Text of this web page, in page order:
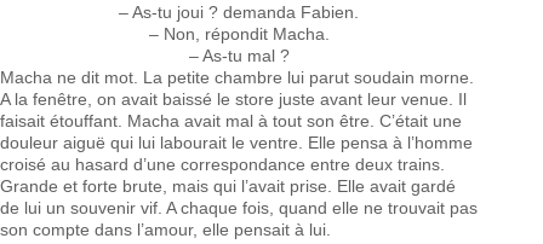
– As-tu joui ? demanda Fabien.
– Non, répondit Macha.
– As-tu mal ?
Macha ne dit mot. La petite chambre lui parut soudain morne.
A la fenêtre, on avait baissé le store juste avant leur venue. Il
faisait étouffant. Macha avait mal à tout son être. C’était une
douleur aiguë qui lui labourait le ventre. Elle pensa à l’homme
croisé au hasard d’une correspondance entre deux trains.
Grande et forte brute, mais qui l’avait prise. Elle avait gardé
de lui un souvenir vif. A chaque fois, quand elle ne trouvait pas
son compte dans l’amour, elle pensait à lui.